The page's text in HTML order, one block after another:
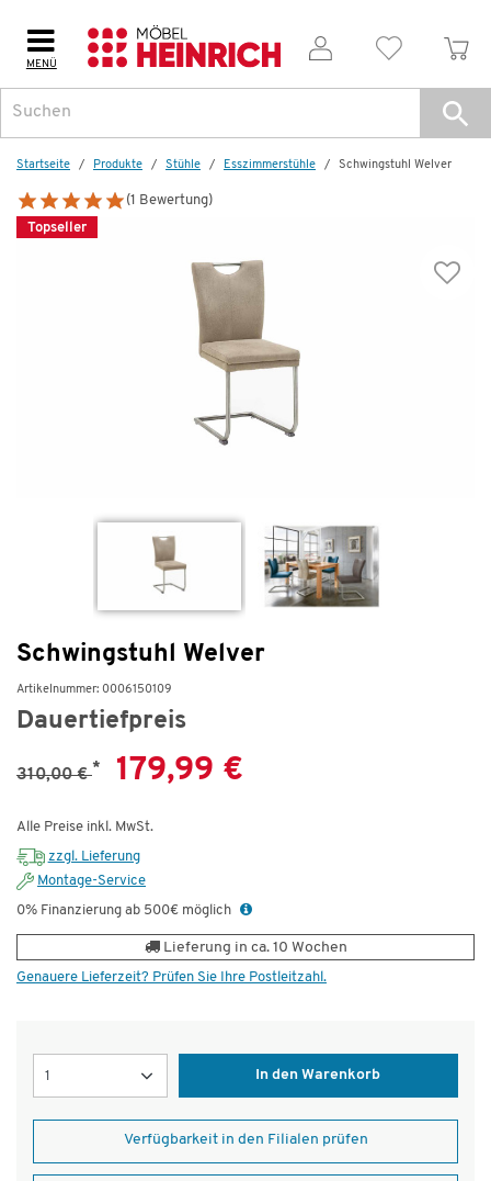
MENÜ
Startseite Produkte Stühle Esszimmerstühle Schwingstuhl Welver
(1 Bewertung)
Topseller
Schwingstuhl Welver
Artikelnummer: 0006150109
Dauertiefpreis
310,00 €* 179,99 €
Alle Preise inkl. MwSt.
zzgl. Lieferung
Montage-Service
0% Finanzierung ab 500€ möglich
Lieferung in ca. 10 Wochen
Genauere Lieferzeit? Prüfen Sie Ihre Postleitzahl.
In den Warenkorb
Verfügbarkeit in den Filialen prüfen